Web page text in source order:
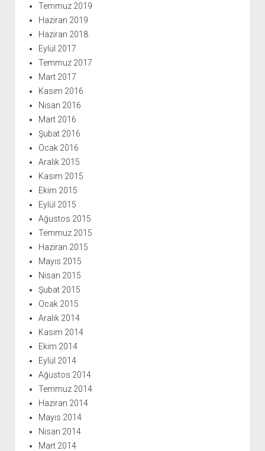
Temmuz 2019
Haziran 2019
Haziran 2018
Eylül 2017
Temmuz 2017
Mart 2017
Kasım 2016
Nisan 2016
Mart 2016
Şubat 2016
Ocak 2016
Aralık 2015
Kasım 2015
Ekim 2015
Eylül 2015
Ağustos 2015
Temmuz 2015
Haziran 2015
Mayıs 2015
Nisan 2015
Şubat 2015
Ocak 2015
Aralık 2014
Kasım 2014
Ekim 2014
Eylül 2014
Ağustos 2014
Temmuz 2014
Haziran 2014
Mayıs 2014
Nisan 2014
Mart 2014